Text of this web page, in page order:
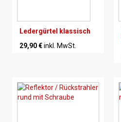
Ledergürtel klassisch
29,90 €inkl. MwSt.